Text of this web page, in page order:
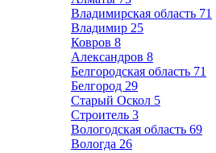
Владимирская область 71
Владимир 25
Ковров 8
Александров 8
Белгородская область 71
Белгород 29
Старый Оскол 5
Строитель 3
Вологодская область 69
Вологда 26